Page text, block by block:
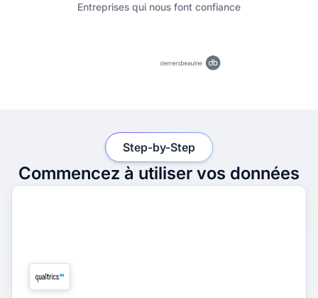
Entreprises qui nous font confiance
Commencez à utiliser vos données
Step-by-Step